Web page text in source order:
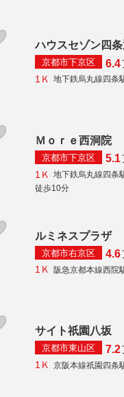
ハウスセゾン四条
京都市下京区 6.4
1Ｋ
地下鉄烏丸線四条
Ｍｏｒｅ西洞院
京都市下京区 5.1
1Ｋ
地下鉄烏丸線四条
徒歩10分
ルミネスプラザ
京都市右京区 4.6
1Ｋ 阪急京都本線西院
サイト祇園八坂
京都市東山区 7.2
1Ｋ
京阪本線祇園四条